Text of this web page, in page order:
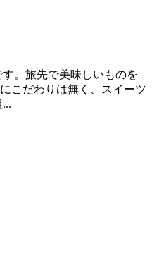
。旅先で美味しいものを
こだわりは無く、スイーツ